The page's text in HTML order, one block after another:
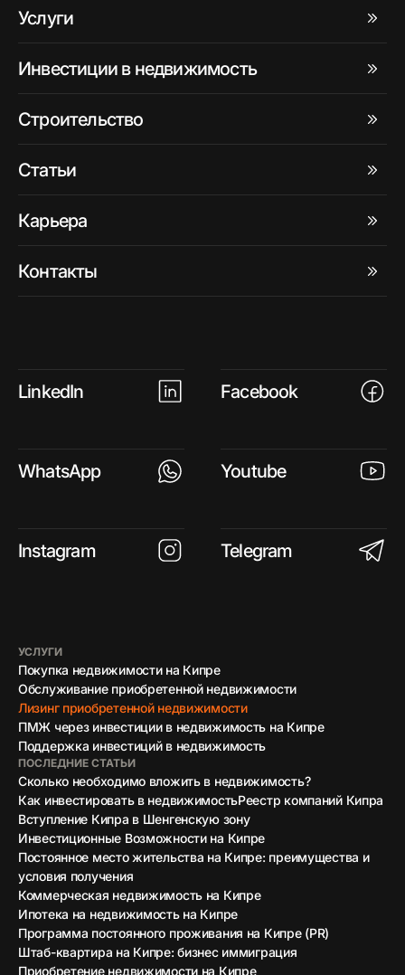
Услуги
Инвестиции в недвижимость
Строительство
Статьи
Карьера
Контакты
LinkedIn Facebook
WhatsApp Youtube
Instagram Telegram
УСЛУГИ
Покупка недвижимости на Кипре
Обслуживание приобретенной недвижимости
Лизинг приобретенной недвижимости
ПМЖ через инвестиции в недвижимость на Кипре
Поддержка инвестиций в недвижимость
ПОСЛЕДНИЕ СТАТЬИ
Сколько необходимо вложить в недвижимость?
Как инвестировать в недвижимостьРеестр компаний Кипра
Вступление Кипра в Шенгенскую зону
Инвестиционные Возможности на Кипре
Постоянное место жительства на Кипре: преимущества и
условия получения
Коммерческая недвижимость на Кипре
Ипотека на недвижимость на Кипре
Программа постоянного проживания на Кипре (PR)
Штаб-квартира на Кипре: бизнес иммиграция
Приобретение недвижимости на Кипре